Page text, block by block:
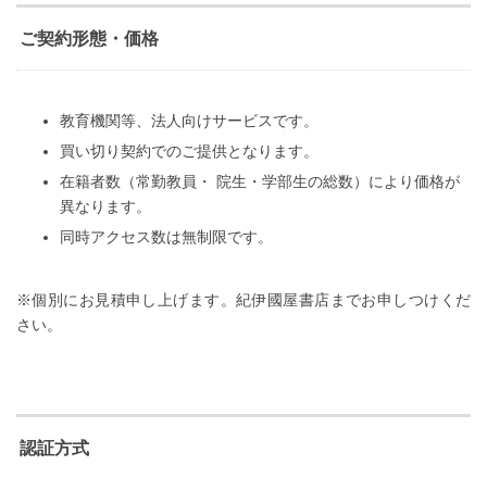
ご契約形態・価格
教育機関等、法人向けサービスです。
買い切り契約でのご提供となります。
在籍者数（常勤教員・ 院生・学部生の総数）により価格が
異なります。
同時アクセス数は無制限です。
※個別にお見積申し上げます。紀伊國屋書店までお申しつけくだ
さい。
認証方式